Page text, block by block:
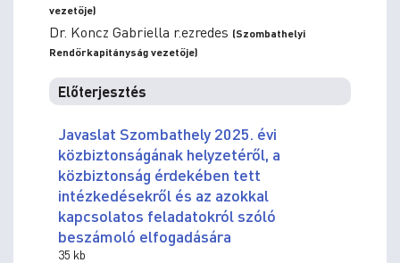
vezetője)
Dr. Koncz Gabriella r.ezredes (Szombathelyi
Rendőrkapitányság vezetője)
Előterjesztés
Javaslat Szombathely 2025. évi
közbiztonságának helyzetéről, a
közbiztonság érdekében tett
intézkedésekről és az azokkal
kapcsolatos feladatokról szóló
beszámoló elfogadására
35 kb